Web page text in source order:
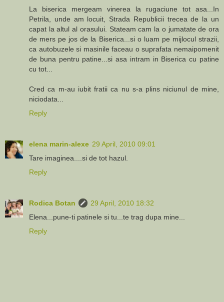
La biserica mergeam vinerea la rugaciune tot asa...In
Petrila, unde am locuit, Strada Republicii trecea de la un
capat la altul al orasului. Stateam cam la o jumatate de ora
de mers pe jos de la Biserica...si o luam pe mijlocul strazii,
ca autobuzele si masinile faceau o suprafata nemaipomenit
de buna pentru patine...si asa intram in Biserica cu patine
cu tot...
Cred ca m-au iubit fratii ca nu s-a plins niciunul de mine,
niciodata...
Reply
elena marin-alexe 29 April, 2010 09:01
Tare imaginea....si de tot hazul.
Reply
Rodica Botan
29 April, 2010 18:32
Elena...pune-ti patinele si tu...te trag dupa mine...
Reply